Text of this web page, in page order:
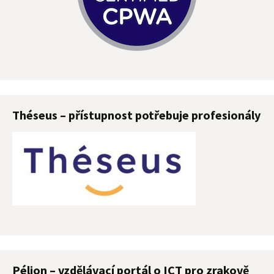
Théseus – přístupnost potřebuje profesionály
Pélion – vzdělávací portál o ICT pro zrakově